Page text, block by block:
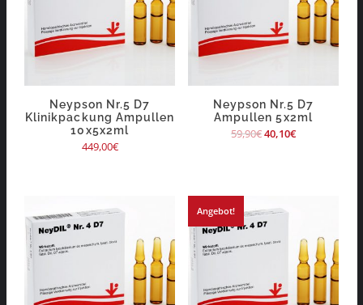
Neypson Nr.5 D7
Klinikpackung Ampullen
10x5x2ml
449,00€
Neypson Nr.5 D7
Ampullen 5x2ml
59,90€40,10€
Angebot!